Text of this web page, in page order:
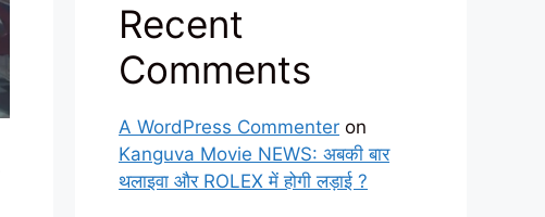
Recent
Comments
A WordPress Commenter on
Kanguva Movie NEWS: अबकी बार
थलाइवा और ROLEX में होगी लड़ाई ?